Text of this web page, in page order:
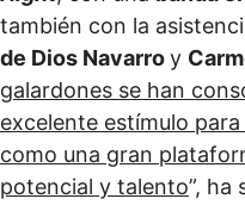
también con la
de Dios Navarroy
galardones se han
excelente estímulo
como una gran
potencial y talento”, ha